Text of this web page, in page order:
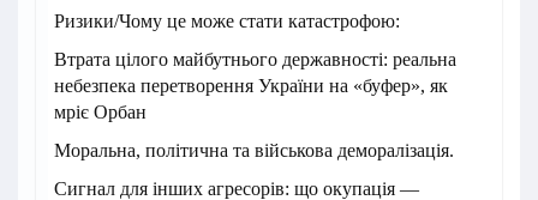
Ризики/Чому це може стати катастрофою:
Втрата цілого майбутнього державності: реальна
небезпека перетворення України на «буфер», як
мріє Орбан
Моральна, політична та військова деморалізація.
Сигнал для інших агресорів: що окупація —